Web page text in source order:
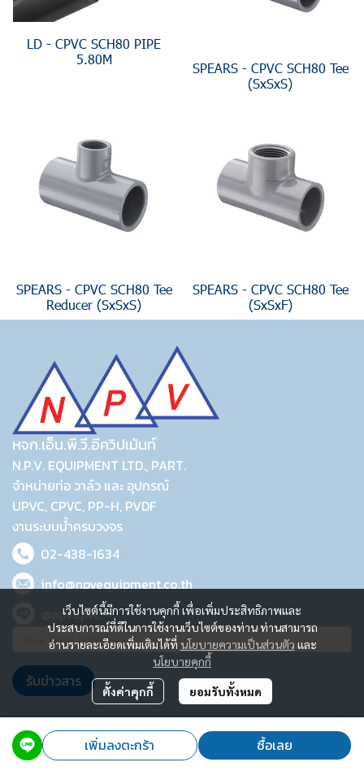
LD - CPVC SCH80 PIPE
5.80M
SPEARS - CPVC SCH80 Tee
(SxSxS)
SPEARS - CPVC SCH80 Tee
Reducer (SxSxS)
SPEARS - CPVC SCH80 Tee
(SxSxF)
เพิ่มลงตะกร้า ซื้อเลย
เว็บไซต์นี้มีการใช้งานคุกกี้ เพื่อเพิ่มประสิทธิภาพและ
ประสบการณ์ที่ดีในการใช้งานเว็บไซต์ของท่าน ท่านสามารถ
อ่านรายละเอียดเพิ่มเติมได้ที่ นโยบายความเป็นส่วนตัว และ
นโยบายคุกกี้
ตั้งค่าคุกกี้ ยอมรับทั้งหมด
หจก.เอ็น.พี.วี.อีควิปเม้นท์
N.P.V. EQUIPMENT LTD., PART.
จำหน่ายท่อ วาล์ว และ อุปกรณ์
UPVC, CPVC, PP-H, PVDF
งานระบบน้ำครบวงจร
02-438-1634
info@npvequipment.co.th
@npvupvc
รับข่าวสาร
2023 © N.P.V. EQUIPMENT LTD., PART.
Powered By MakeWebEasy